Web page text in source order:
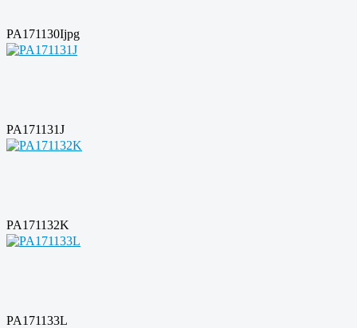
PA171130Ijpg
PA171131J
PA171132K
PA171133L